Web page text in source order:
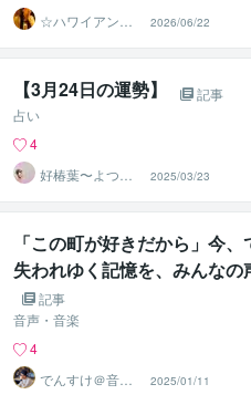
☆ハワイアンス
ピリチュル☆～
ハナイノウエ
2026/06/22
【3月24日の運勢】
記事
占い
4
好椿葉〜よつ
ば〜
2025/03/23
「この町が好きだから」今、
失われゆく記憶を、みんなの
んか。
記事
音声・音楽
4
でんすけ＠音声
メディアプロデ
2025/01/11